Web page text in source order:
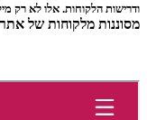
ודרישות הלקוחות. אלו לא רק
מסוננות מלקוחות של